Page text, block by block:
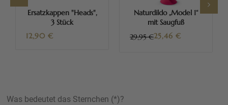
Ersatzkappen "Heads",
3 Stück
12,90 €
Naturdildo „Model 1“
mit Saugfuß
29,95 €25,46 €
Was bedeutet das Sternchen (*)?